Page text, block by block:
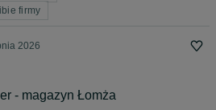
firmy
2026
- magazyn Łomża